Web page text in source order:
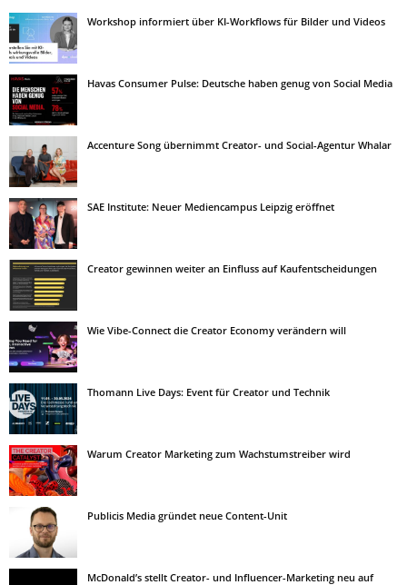
Workshop informiert über KI-Workflows für Bilder und Videos
Havas Consumer Pulse: Deutsche haben genug von Social Media
Accenture Song übernimmt Creator- und Social-Agentur Whalar
SAE Institute: Neuer Mediencampus Leipzig eröffnet
Creator gewinnen weiter an Einfluss auf Kaufentscheidungen
Wie Vibe-Connect die Creator Economy verändern will
Thomann Live Days: Event für Creator und Technik
Warum Creator Marketing zum Wachstumstreiber wird
Publicis Media gründet neue Content-Unit
McDonald’s stellt Creator- und Influencer-Marketing neu auf